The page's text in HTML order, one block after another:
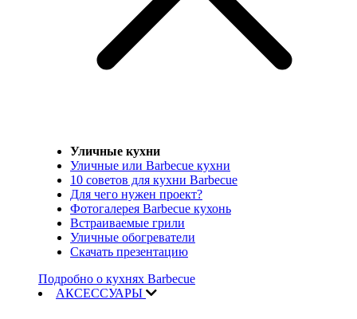
Уличные кухни
Уличные или Barbecue кухни
10 советов для кухни Barbecue
Для чего нужен проект?
Фотогалерея Barbecue кухонь
Встраиваемые грили
Уличные обогреватели
Скачать презентацию
Подробно о кухнях Barbecue
АКСЕССУАРЫ